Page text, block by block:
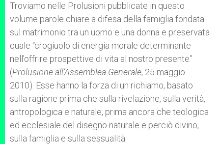
Troviamo nelle Prolusioni pubblicate in questo
volume parole chiare a difesa della famiglia fondata
sul matrimonio tra un uomo e una donna e preservata
quale “crogiuolo di energia morale determinante
nell’offrire prospettive di vita al nostro presente”
(Prolusione all’Assemblea Generale, 25 maggio
2010). Esse hanno la forza di un richiamo, basato
sulla ragione prima che sulla rivelazione, sulla verità,
antropologica e naturale, prima ancora che teologica
ed ecclesiale del disegno naturale e perciò divino,
sulla famiglia e sulla sessualità.